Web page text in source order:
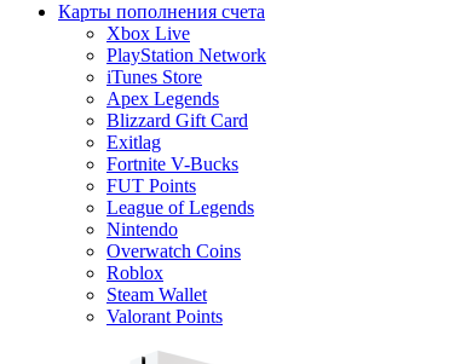
Карты пополнения счета
Xbox Live
PlayStation Network
iTunes Store
Apex Legends
Blizzard Gift Card
Exitlag
Fortnite V-Bucks
FUT Points
League of Legends
Nintendo
Overwatch Coins
Roblox
Steam Wallet
Valorant Points